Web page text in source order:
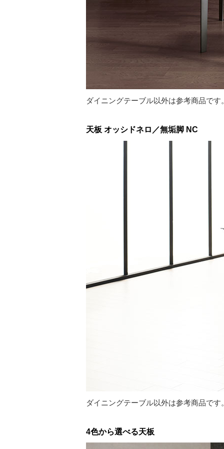
ダイニングテーブル以外は参考商品です
天板 オッシドネロ／無垢脚 NC
ダイニングテーブル以外は参考商品です
4色から選べる天板